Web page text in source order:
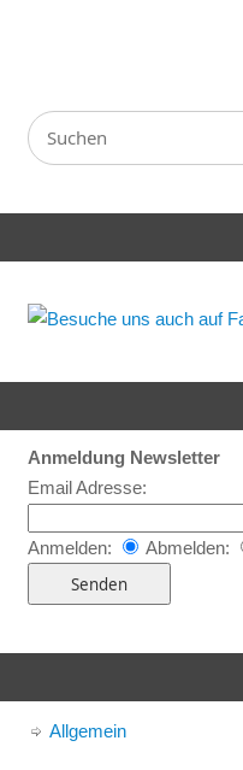
Anmeldung Newsletter
Email Adresse:
Anmelden: Abmelden:
Allgemein